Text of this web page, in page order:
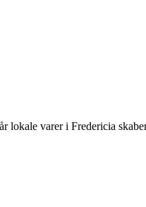
lokale varer i Fredericia